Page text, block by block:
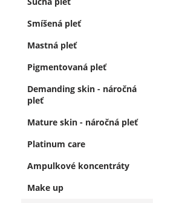
Smíšená pleť
Mastná pleť
Pigmentovaná pleť
Demanding skin - náročná
pleť
Mature skin - náročná pleť
Platinum care
Ampulkové koncentráty
Make up